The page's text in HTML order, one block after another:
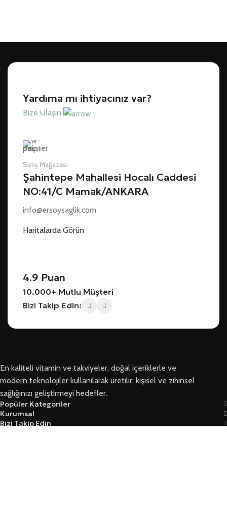
Yardıma mı ihtiyacınız var?
Bize Ulaşın
Satış Mağazası
Şahintepe Mahallesi Hocalı Caddesi
NO:41/C Mamak/ANKARA
info@ersoysaglik.com
Haritalarda Görün
4.9 Puan
10.000+ Mutlu Müşteri
Bizi Takip Edin:
En kaliteli vitamin ve takviyeler, doğal içeriklerle ve
modern teknolojiler kullanılarak üretilir; kişisel ve zihinsel
sağlığınızı geliştirmeyi hedefler.
Popüler Kategoriler
Kurumsal
Bizi Takip Edin